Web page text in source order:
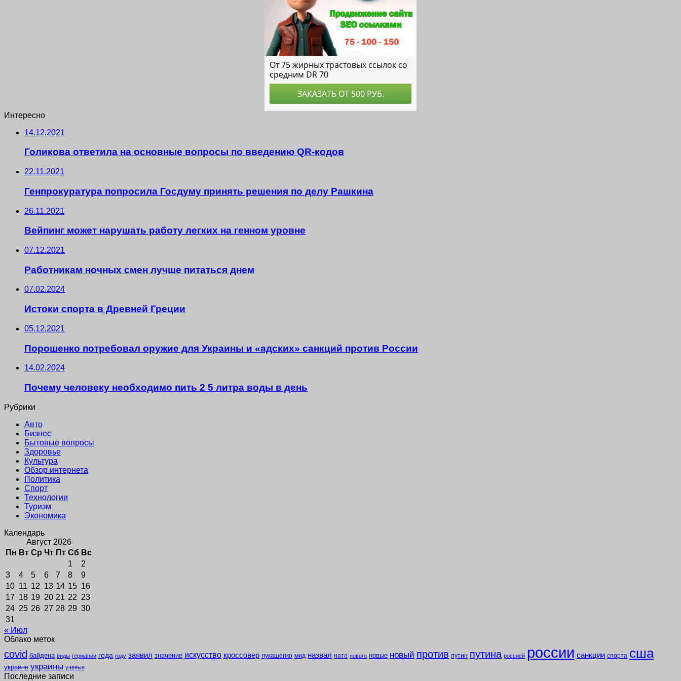
Интересно
14.12.2021
Голикова ответила на основные вопросы по введению QR-кодов
22.11.2021
Генпрокуратура попросила Госдуму принять решения по делу Рашкина
26.11.2021
Вейпинг может нарушать работу легких на генном уровне
07.12.2021
Работникам ночных смен лучше питаться днем
07.02.2024
Истоки спорта в Древней Греции
05.12.2021
Порошенко потребовал оружие для Украины и «адских» санкций против России
14.02.2024
Почему человеку необходимо пить 2 5 литра воды в день
Рубрики
Авто
Бизнес
Бытовые вопросы
Здоровье
Культура
Обзор интернета
Политика
Спорт
Технологии
Туризм
Экономика
Календарь
Август 2026
Пн Вт Ср Чт Пт Сб Вс
1
2
3
4 5 6 7 8
9
10 11 12 13 14 15 16
17 18 19 20 21 22 23
24 25 26 27 28 29 30
31
« Июл
Облако меток
covid байдена виды германии года году заявил значение искусство кроссовер лукашенко мид назвал нато нового новые новый против путин путина россией россии санкции спорта сша
украине украины ученые
Последние записи